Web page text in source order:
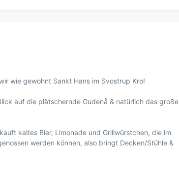
wie gewohnt Sankt Hans im Svostrup Kro!
auf die plätschernde Gudenå & natürlich das große
kaltes Bier, Limonade und Grillwürstchen, die im
werden können, also bringt Decken/Stühle &